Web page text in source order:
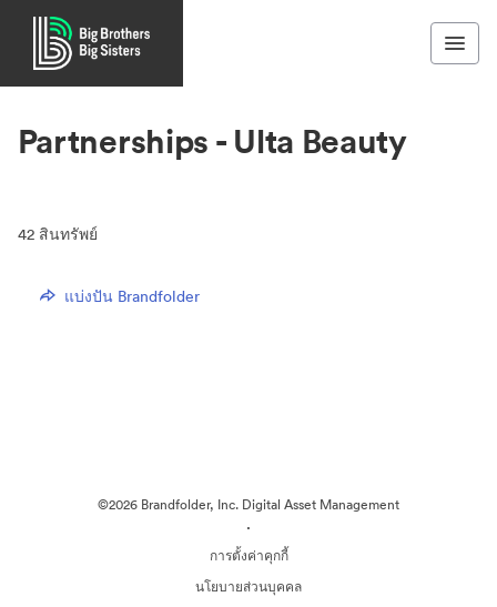
Partnerships - Ulta Beauty
42 สินทรัพย์
แบ่งปัน Brandfolder
©2026 Brandfolder, Inc. Digital Asset Management
·
การตั้งค่าคุกกี้
นโยบายส่วนบุคคล